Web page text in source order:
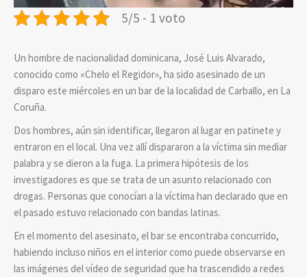
5/5 - 1 voto
Un hombre de nacionalidad dominicana, José Luis Alvarado,
conocido como «Chelo el Regidor», ha sido asesinado de un
disparo este miércoles en un bar de la localidad de Carballo, en La
Coruña.
Dos hombres, aún sin identificar, llegaron al lugar en patinete y
entraron en el local. Una vez allí dispararon a la víctima sin mediar
palabra y se dieron a la fuga. La primera hipótesis de los
investigadores es que se trata de un asunto relacionado con
drogas. Personas que conocían a la víctima han declarado que en
el pasado estuvo relacionado con bandas latinas.
En el momento del asesinato, el bar se encontraba concurrido,
habiendo incluso niños en el interior como puede observarse en
las imágenes del vídeo de seguridad que ha trascendido a redes